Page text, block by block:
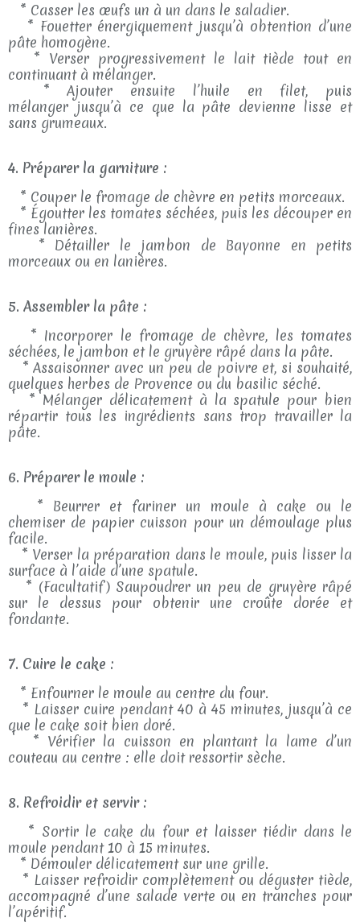
* Casser les œufs un à un dans le saladier.
* Fouetter énergiquement jusqu’à obtention d’une
pâte homogène.
* Verser progressivement le lait tiède tout en
continuant à mélanger.
* Ajouter ensuite l’huile en filet, puis
mélanger jusqu’à ce que la pâte devienne lisse et
sans grumeaux.
4. Préparer la garniture :
* Couper le fromage de chèvre en petits morceaux.
* Égoutter les tomates séchées, puis les découper en
fines lanières.
* Détailler le jambon de Bayonne en petits
morceaux ou en lanières.
5. Assembler la pâte :
* Incorporer le fromage de chèvre, les tomates
séchées, le jambon et le gruyère râpé dans la pâte.
* Assaisonner avec un peu de poivre et, si souhaité,
quelques herbes de Provence ou du basilic séché.
* Mélanger délicatement à la spatule pour bien
répartir tous les ingrédients sans trop travailler la
pâte.
6. Préparer le moule :
* Beurrer et fariner un moule à cake ou le
chemiser de papier cuisson pour un démoulage plus
facile.
* Verser la préparation dans le moule, puis lisser la
surface à l’aide d’une spatule.
* (Facultatif) Saupoudrer un peu de gruyère râpé
sur le dessus pour obtenir une croûte dorée et
fondante.
7. Cuire le cake :
* Enfourner le moule au centre du four.
* Laisser cuire pendant 40 à 45 minutes, jusqu’à ce
que le cake soit bien doré.
* Vérifier la cuisson en plantant la lame d’un
couteau au centre : elle doit ressortir sèche.
8. Refroidir et servir :
* Sortir le cake du four et laisser tiédir dans le
moule pendant 10 à 15 minutes.
* Démouler délicatement sur une grille.
* Laisser refroidir complètement ou déguster tiède,
accompagné d’une salade verte ou en tranches pour
l’apéritif.